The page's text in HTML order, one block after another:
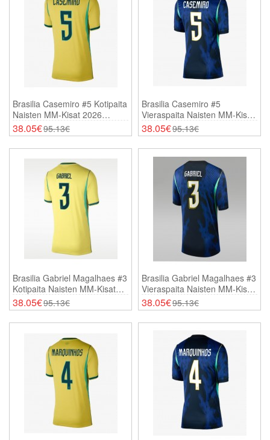
Brasilia Casemiro #5 Kotipaita
Naisten MM-Kisat 2026
Lyhythihainen
38.05€95.13€
Brasilia Casemiro #5
Vieraspaita Naisten MM-Kisat
2026 Lyhythihainen
38.05€95.13€
Brasilia Gabriel Magalhaes #3
Kotipaita Naisten MM-Kisat
2026 Lyhythihainen
38.05€95.13€
Brasilia Gabriel Magalhaes #3
Vieraspaita Naisten MM-Kisat
2026 Lyhythihainen
38.05€95.13€